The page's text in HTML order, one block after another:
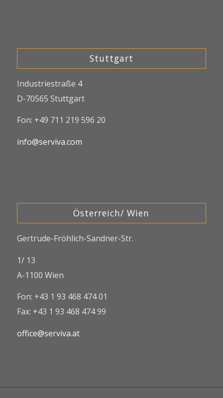
Stuttgart
Industriestraße 4
D-70565 Stuttgart
Fon: +49 711 219 596 20
info@serviva.com
Österreich/ Wien
Gertrude-Fröhlich-Sandner-Str.
1/ 13
A-1100 Wien
Fon: +43 1 93 468 474 01
Fax: +43 1 93 468 474 99
office@serviva.at